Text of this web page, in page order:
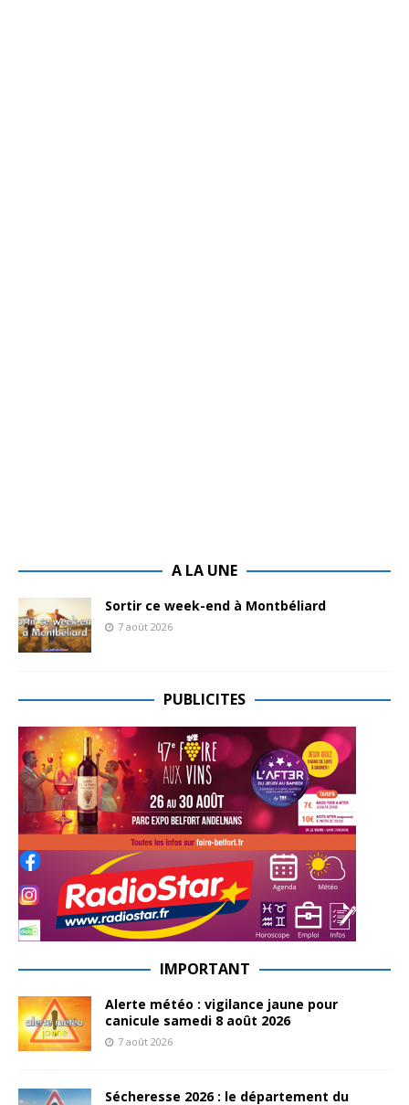
A LA UNE
Sortir ce week-end à Montbéliard
7 août 2026
PUBLICITES
IMPORTANT
Alerte météo : vigilance jaune pour
canicule samedi 8 août 2026
7 août 2026
Sécheresse 2026 : le département du